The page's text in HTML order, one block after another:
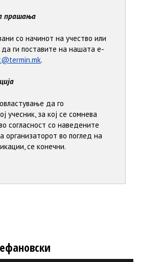
прашања
со начинот на учество или
ги поставите на нашата е-
.
да го
учесник, за кој се сомнева
согласност со наведените
организаторот во поглед на
се конечни.